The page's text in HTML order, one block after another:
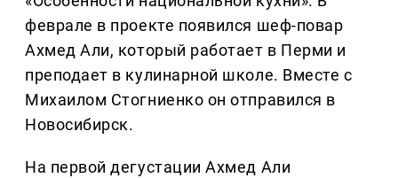
феврале в проекте появился шеф-повар
Ахмед Али, который работает в Перми и
преподает в кулинарной школе. Вместе с
Михаилом Стогниенко он отправился в
Новосибирск.
На первой дегустации Ахмед Али